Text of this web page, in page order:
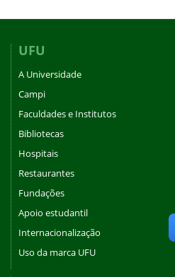
UFU
A Universidade
Campi
Faculdades e Institutos
Bibliotecas
Hospitais
Restaurantes
Fundações
Apoio estudantil
Internacionalização
Uso da marca UFU